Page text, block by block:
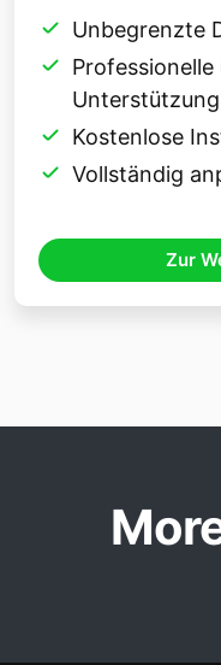
Unbegrenzte
Unterstützung
Kostenlose
Vollständig
Zur